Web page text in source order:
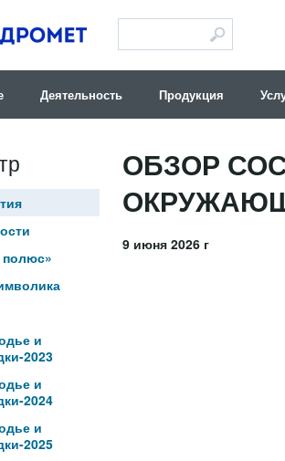
Деятельность Продукция
и
2023
и
2024
и
2025
ОБЗОР
9 июня 2026 г